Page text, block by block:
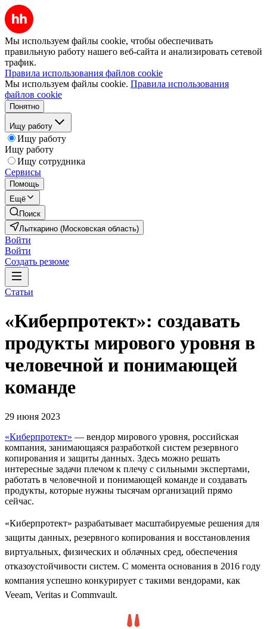
Мы используем файлы cookie, чтобы обеспечивать
правильную работу нашего веб-сайта и анализировать сетевой
трафик.
Правила использования файлов cookie
Мы используем файлы cookie. Правила использования
файлов cookie
Понятно
Ищу работу
Ищу работу
Ищу работу
Ищу сотрудника
Сервисы
Помощь
Ещё
Поиск
Лыткарино (Московская область)
Войти
Войти
Создать резюме
Статьи
«Киберпротект»: создавать
продукты мирового уровня в
человечной и понимающей
команде
29 июня 2023
«Киберпротект» — вендор мирового уровня, российская
компания, занимающаяся разработкой систем резервного
копирования и защиты данных. Здесь можно решать
интересные задачи плечом к плечу с сильными экспертами,
работать в человечной и понимающей команде и создавать
продукты, которые нужны тысячам организаций прямо
сейчас.
«Киберпротект» разрабатывает масштабируемые решения для
защиты данных, резервного копирования и восстановления
виртуальных, физических и облачных сред, обеспечения
отказоустойчивости систем. С момента основания в 2016 году
компания успешно конкурирует с такими вендорами, как
Veeam, Veritas и Commvault.